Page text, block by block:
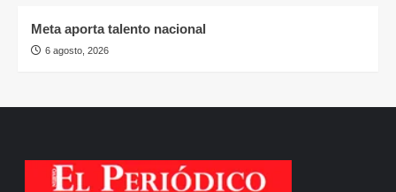
Meta aporta talento nacional
6 agosto, 2026